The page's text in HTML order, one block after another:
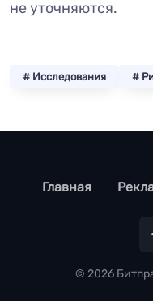
не уточняются.
# Исследования #
footer
Главная
© 2026